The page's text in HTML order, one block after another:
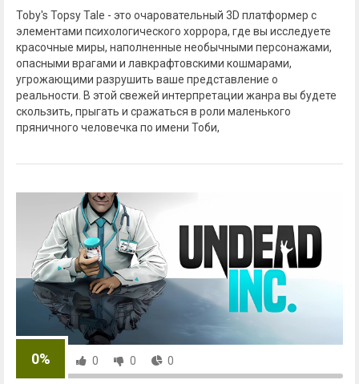
Toby's Topsy Tale - это очаровательный 3D платформер с
элементами психологического хоррора, где вы исследуете
красочные миры, наполненные необычными персонажами,
опасными врагами и лавкрафтовскими кошмарами,
угрожающими разрушить ваше представление о
реальности. В этой свежей интерпретации жанра вы будете
скользить, прыгать и сражаться в роли маленького
пряничного человечка по имени Тоби,
0% 0 0 0